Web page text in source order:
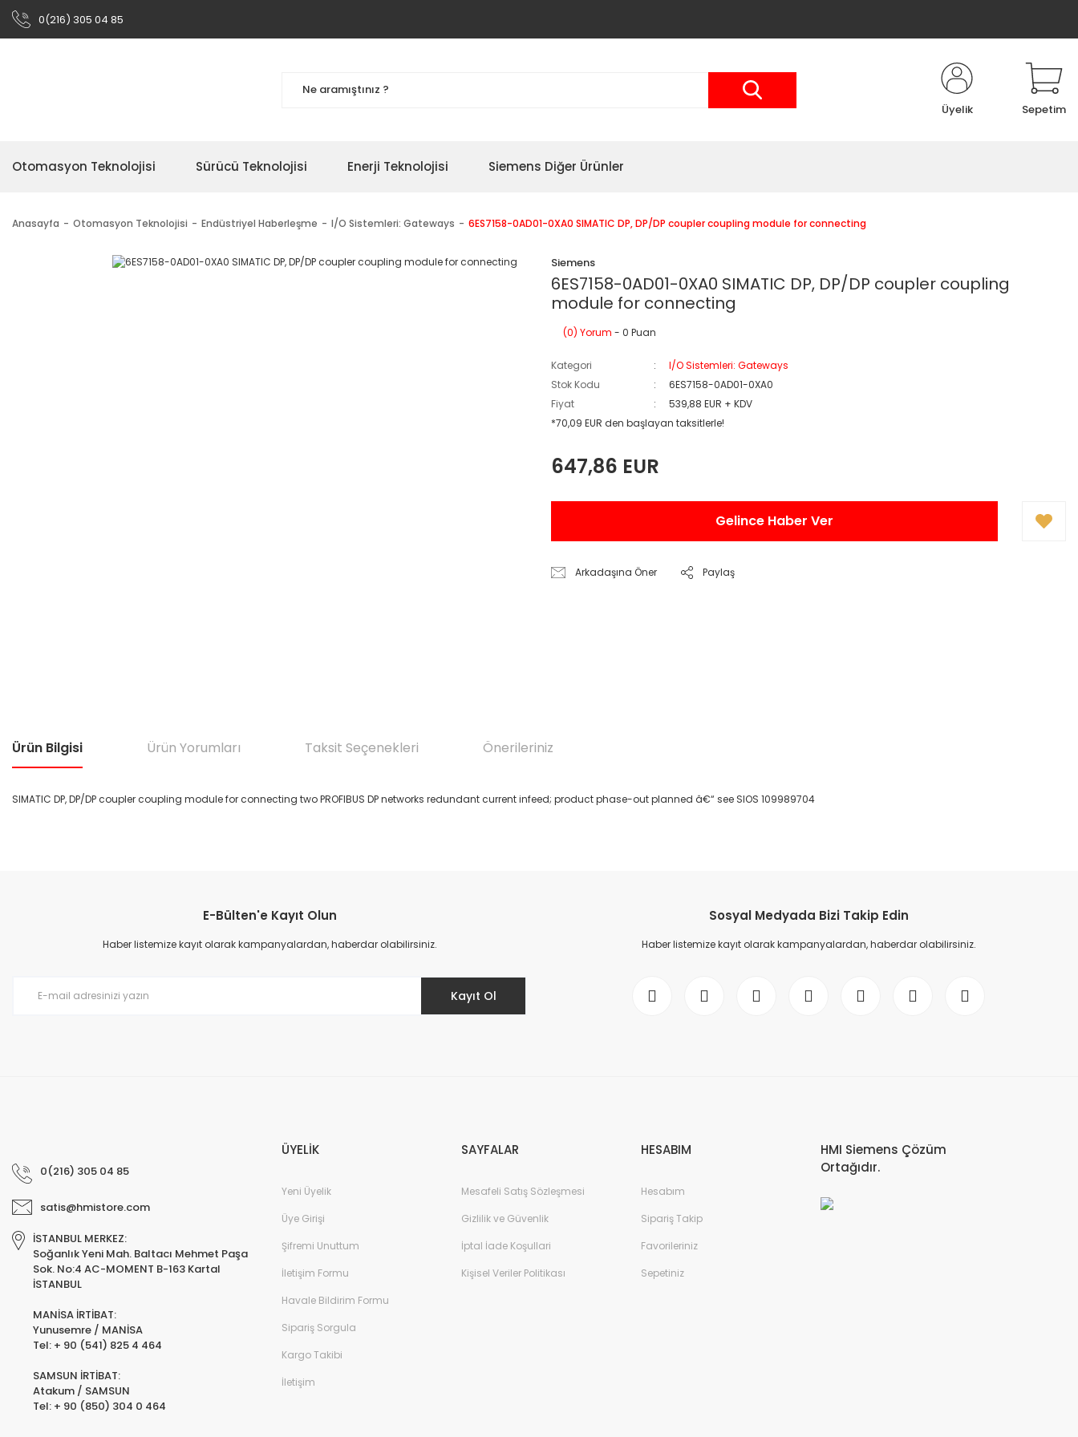
0(216) 305 04 85
Üyelik Sepetim
Otomasyon Teknolojisi Sürücü Teknolojisi Enerji Teknolojisi Siemens Diğer Ürünler
Anasayfa Otomasyon Teknolojisi Endüstriyel Haberleşme I/O Sistemleri: Gateways 6ES7158-0AD01-0XA0 SIMATIC DP, DP/DP coupler coupling module for connecting
Siemens
6ES7158-0AD01-0XA0 SIMATIC DP, DP/DP coupler coupling
module for connecting
(0) Yorum - 0 Puan
Kategori
I/O Sistemleri: Gateways
Stok Kodu
6ES7158-0AD01-0XA0
Fiyat
539,88 EUR + KDV
*70,09 EUR den başlayan taksitlerle!
647,86 EUR
Gelince Haber Ver
Arkadaşına Öner Paylaş
Ürün Bilgisi Ürün Yorumları Taksit Seçenekleri Önerileriniz
SIMATIC DP, DP/DP coupler coupling module for connecting two PROFIBUS DP networks redundant current infeed; product phase-out planned â€“ see SIOS 109989704
Ürün resmi kalitesiz, bozuk veya görüntülenemiyor.
Ürün açıklamasında eksik bilgiler bulunuyor.
E-Bülten'e Kayıt Olun
Haber listemize kayıt olarak kampanyalardan, haberdar olabilirsiniz.
Kayıt Ol
Sosyal Medyada Bizi Takip Edin
Haber listemize kayıt olarak kampanyalardan, haberdar olabilirsiniz.
0(216) 305 04 85
satis@hmistore.com
İSTANBUL MERKEZ:
Soğanlık Yeni Mah. Baltacı Mehmet Paşa
Sok. No:4 AC-MOMENT B-163 Kartal
İSTANBUL
MANİSA İRTİBAT:
Yunusemre / MANİSA
Tel: + 90 (541) 825 4 464
SAMSUN İRTİBAT:
Atakum / SAMSUN
Tel: + 90 (850) 304 0 464
ÜYELİK
Yeni Üyelik
Üye Girişi
Şifremi Unuttum
İletişim Formu
Havale Bildirim Formu
Sipariş Sorgula
Kargo Takibi
İletişim
SAYFALAR
Mesafeli Satış Sözleşmesi
Gizlilik ve Güvenlik
İptal İade Koşullari
Kişisel Veriler Politikası
HESABIM
Hesabım
Sipariş Takip
Favorileriniz
Sepetiniz
HMI Siemens Çözüm
Ortağıdır.